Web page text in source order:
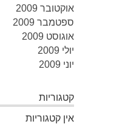
אוקטובר 2009
ספטמבר 2009
אוגוסט 2009
יולי 2009
יוני 2009
קטגוריות
אין קטגוריות